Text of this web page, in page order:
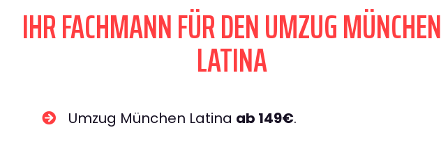
IHR FACHMANN FÜR DEN UMZUG MÜNCHEN
LATINA
Umzug München Latina ab 149€.